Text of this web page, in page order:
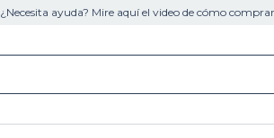
¿Necesita ayuda? Mire aquí el video de cómo comprar